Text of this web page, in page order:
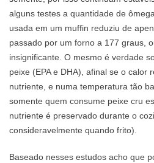
alguns testes a quantidade de
usada em um muffin reduziu de
passado por um forno a 177 graus,
insignificante. O mesmo é verdade
peixe (EPA e DHA), afinal se o calor
nutriente, e numa temperatura tão
somente quem consume peixe cru
nutriente é preservado durante o
consideravelmente quando frito).
Baseado nesses estudos acho que